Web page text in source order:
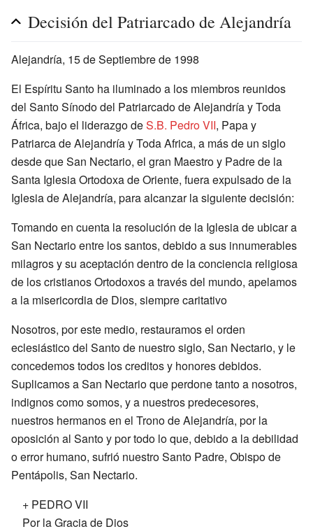
Decisión del Patriarcado de Alejandría
Alejandría, 15 de Septiembre de 1998
El Espíritu Santo ha iluminado a los miembros reunidos
del Santo Sínodo del Patriarcado de Alejandría y Toda
África, bajo el liderazgo deS.B. Pedro VII, Papa y
Patriarca de Alejandría y Toda Africa, a más de un siglo
desde que San Nectario, el gran Maestro y Padre de la
Santa Iglesia Ortodoxa de Oriente, fuera expulsado de la
Iglesia de Alejandría, para alcanzar la siguiente decisión:
Tomando en cuenta la resolución de la Iglesia de ubicar a
San Nectario entre los santos, debido a sus innumerables
milagros y su aceptación dentro de la conciencia religiosa
de los cristianos Ortodoxos a través del mundo, apelamos
a la misericordia de Dios, siempre caritativo
Nosotros, por este medio, restauramos el orden
eclesiástico del Santo de nuestro siglo, San Nectario, y le
concedemos todos los creditos y honores debidos.
Suplicamos a San Nectario que perdone tanto a nosotros,
indignos como somos, y a nuestros predecesores,
nuestros hermanos en el Trono de Alejandría, por la
oposición al Santo y por todo lo que, debido a la debilidad
o error humano, sufrió nuestro Santo Padre, Obispo de
Pentápolis, San Nectario.
+ PEDRO VII
Por la Gracia de Dios